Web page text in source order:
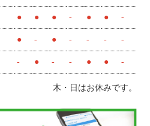
● ● ● - ● ● -
● - ● - - - -
- ● - - ● ● -
木・日はお休みです。